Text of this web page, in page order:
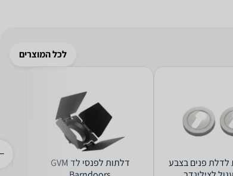
לכל המוצרים
לדלת פנים בצבע
דלתות לפנסי לד GVM